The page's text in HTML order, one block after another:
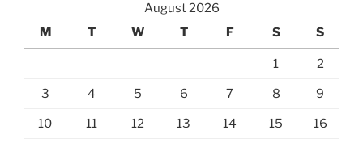
August 2026
M
T W T F S S
1 2
3 4 5 6 7 8 9
10 11 12 13 14 15 16